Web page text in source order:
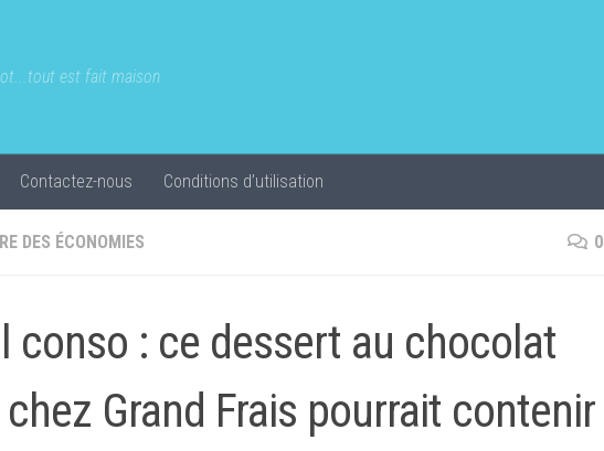
est fait maison
Contactez-nous Conditions d’utilisation
DES ÉCONOMIES 0
conso : ce dessert au chocolat
Grand Frais pourrait contenir